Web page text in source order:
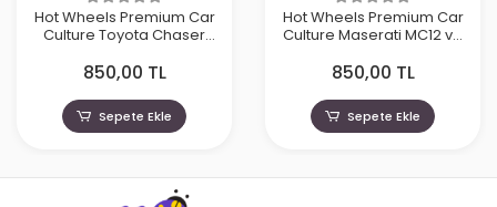
Hot Wheels Premium Car
Culture Toyota Chaser
Supra
850,00 TL
Sepete Ekle
Hot Wheels Premium Car
Culture Maserati MC12 ve
850,00 TL
Sepete Ekle